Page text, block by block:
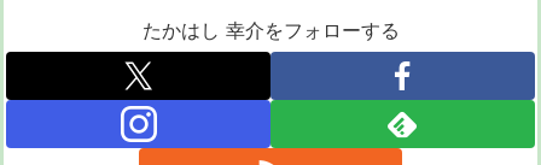
たかはし 幸介をフォローする